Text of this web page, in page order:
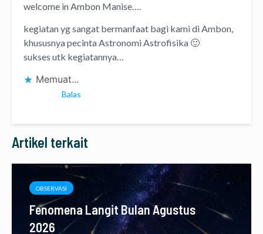
welcome in Ambon Manise….
kegiatan yg sangat bermanfaat bagi kami di Ambon,
khususnya pecinta Astronomi Astrofisika 🙂
sukses utk kegiatannya…
Memuat...
Balas
Artikel terkait
OBSERVASI
Fenomena Langit Bulan Agustus
2026